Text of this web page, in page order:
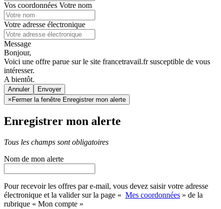
Vos coordonnées Votre nom
Votre adresse électronique
Message
Bonjour,
Voici une offre parue sur le site francetravail.fr susceptible de vous
intéresser.
A bientôt.
Annuler
× Fermer la fenêtre Enregistrer mon alerte
Enregistrer mon alerte
Tous les champs sont obligatoires
Nom de mon alerte
Pour recevoir les offres par e-mail, vous devez saisir votre adresse
électronique et la valider sur la page « Mes coordonnées » de la
rubrique « Mon compte »